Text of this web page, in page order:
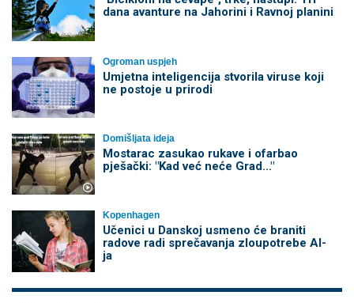
dana avanture na Jahorini i Ravnoj planini
Ogroman uspjeh
Umjetna inteligencija stvorila viruse koji
ne postoje u prirodi
Domišljata ideja
Mostarac zasukao rukave i ofarbao
pješački: "Kad već neće Grad..."
Kopenhagen
Učenici u Danskoj usmeno će braniti
radove radi sprečavanja zloupotrebe AI-
ja